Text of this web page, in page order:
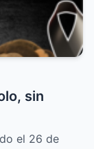
sin
el 26 de